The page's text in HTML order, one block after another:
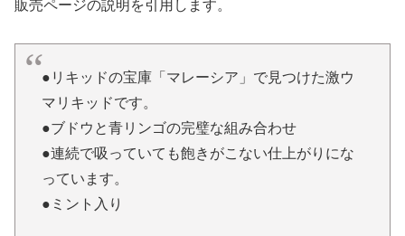
販売ページの説明を引用します。
●リキッドの宝庫「マレーシア」で見つけた激ウ
マリキッドです。
●ブドウと青リンゴの完璧な組み合わせ
●連続で吸っていても飽きがこない仕上がりにな
っています。
●ミント入り